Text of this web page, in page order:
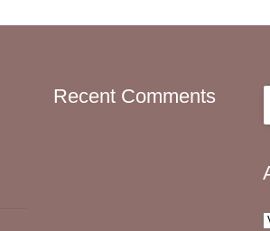
Recent Comments